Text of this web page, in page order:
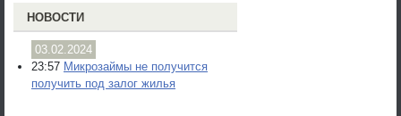
НОВОСТИ
03.02.2024
23:57 Микрозаймы не получится
получить под залог жилья